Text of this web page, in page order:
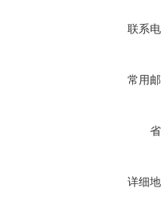
联系
常用
详细